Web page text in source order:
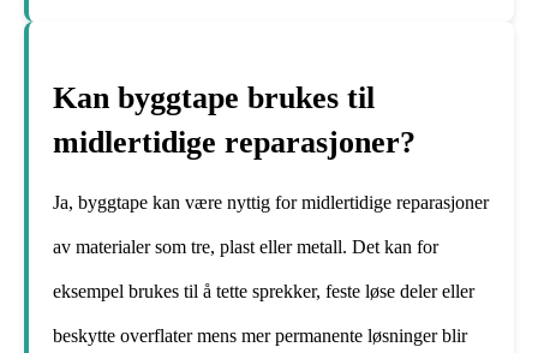
Kan byggtape brukes til
midlertidige reparasjoner?
Ja, byggtape kan være nyttig for midlertidige reparasjoner
av materialer som tre, plast eller metall. Det kan for
eksempel brukes til å tette sprekker, feste løse deler eller
beskytte overflater mens mer permanente løsninger blir